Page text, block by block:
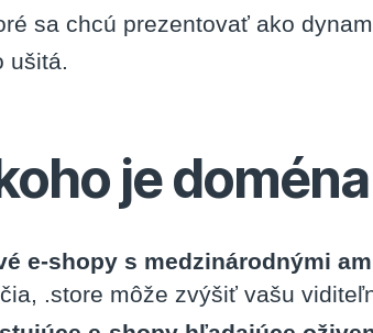
sa chcú prezentovať ako
ušitá.
je
e-shopy s medzinárodnými
.store môže zvýšiť vašu